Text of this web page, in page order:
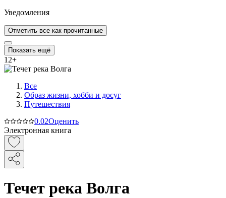
Уведомления
Отметить все как прочитанные
Показать ещё
12+
Все
Образ жизни, хобби и досуг
Путешествия
0.02Оценить
Электронная книга
Течет река Волга